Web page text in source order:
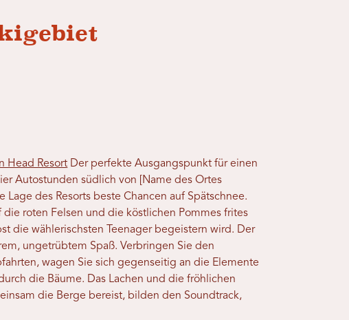
Head Resort Der perfekte Ausgangspunkt für einen
Autostunden südlich von [Name des Ortes
des Resorts beste Chancen auf Spätschnee.
roten Felsen und die köstlichen Pommes frites
die wählerischsten Teenager begeistern wird. Der
ungetrübtem Spaß. Verbringen Sie den
wagen Sie sich gegenseitig an die Elemente
die Bäume. Das Lachen und die fröhlichen
die Berge bereist, bilden den Soundtrack,